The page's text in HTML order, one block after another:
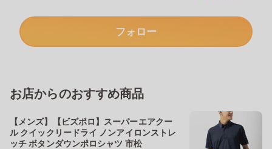
フォロー
お店からのおすすめ商品
【メンズ】【ビズポロ】スーパーエアクー
ル クイックリードライ ノンアイロンストレ
ッチ ボタンダウンポロシャツ 市松